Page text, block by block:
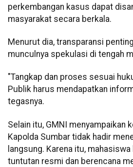
perkembangan kasus dapat
masyarakat secara berkala.
Menurut dia, transparansi
munculnya spekulasi di tengah
"Tangkap dan proses sesuai
Publik harus mendapatkan
tegasnya.
Selain itu, GMNI menyampaikan
Kapolda Sumbar tidak hadir
langsung. Karena itu,
tuntutan resmi dan berencana